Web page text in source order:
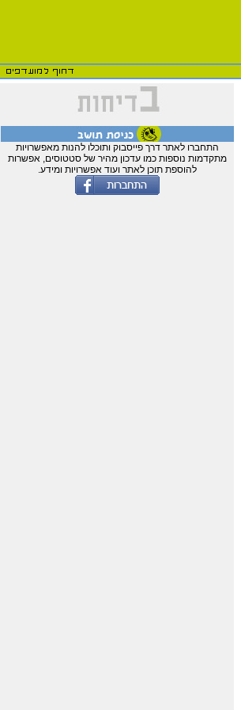
התחברו לאתר דרך פייסבוק ותוכלו להנות מאפשרויות
מתקדמות נוספות כמו עדכון מהיר של סטטוסים, אפשרות
להוספת תוכן לאתר ועוד אפשרויות ומידע.